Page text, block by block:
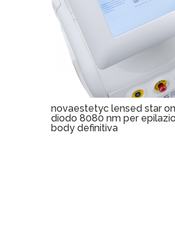
novaestetyc lensed star
diodo 8080 nm per
body definitiva